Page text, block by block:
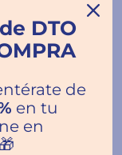
DTO
de
en tu
en